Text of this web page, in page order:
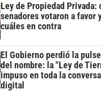
Ley de Propiedad Privada:
senadores votaron a favor
cuáles en contra
El Gobierno perdió la
del nombre: la "Ley de
impuso en toda la
digital